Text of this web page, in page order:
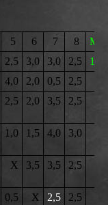
5 6 7 8
MP
2,5 3,0 3,0 2,5
10
4,0 2,0 0,5 2,5
2,5 2,0 3,5 2,5
1,0 1,5 4,0 3,0
X 3,5 3,5 2,5
0,5 X 2,5 2,5